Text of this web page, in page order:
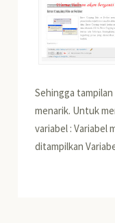
Sehingga
menarik. Untuk
variabel : Variabel
ditampilkan